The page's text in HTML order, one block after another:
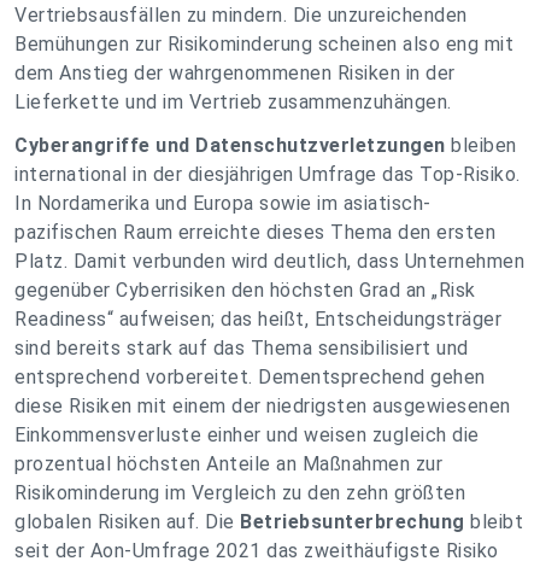
Vertriebsausfällen zu mindern. Die unzureichenden
Bemühungen zur Risikominderung scheinen also eng mit
dem Anstieg der wahrgenommenen Risiken in der
Lieferkette und im Vertrieb zusammenzuhängen.
Cyberangriffe und Datenschutzverletzungen bleiben
international in der diesjährigen Umfrage das Top-Risiko.
In Nordamerika und Europa sowie im asiatisch-
pazifischen Raum erreichte dieses Thema den ersten
Platz. Damit verbunden wird deutlich, dass Unternehmen
gegenüber Cyberrisiken den höchsten Grad an „Risk
Readiness“ aufweisen; das heißt, Entscheidungsträger
sind bereits stark auf das Thema sensibilisiert und
entsprechend vorbereitet. Dementsprechend gehen
diese Risiken mit einem der niedrigsten ausgewiesenen
Einkommensverluste einher und weisen zugleich die
prozentual höchsten Anteile an Maßnahmen zur
Risikominderung im Vergleich zu den zehn größten
globalen Risiken auf. Die Betriebsunterbrechung bleibt
seit der Aon-Umfrage 2021 das zweithäufigste Risiko